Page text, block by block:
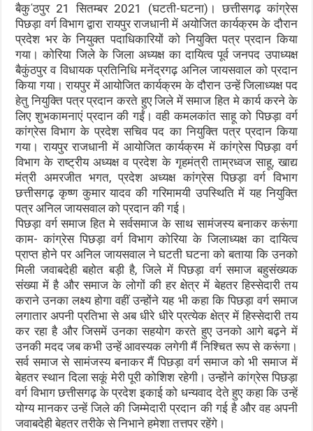
बैकु΄ठपुर 21 सितम्बर 2021 (घटती-घटना)। छत्तीसगढ़ कांग्रेस
पिछड़ा वर्ग विभाग द्वारा रायपुर राजधानी में अयोजित कार्यक्रम के दौरान
प्रदेश भर के नियुक्त पदाधिकारियों को नियुक्ति पत्र प्रदान किया
गया। कोरिया जिले के जिला अध्यक्ष का दायित्व पूर्व जनपद उपाध्यक्ष
बैकुंठपुर व विधायक प्रतिनिधि मनेंद्रगढ़ अनिल जायसवाल को प्रदान
किया गया। रायपुर में आयोजित कार्यक्रम के दौरान उन्हें जिलाध्यक्ष पद
हेतु नियुक्ति पत्र प्रदान करते हुए जिले में समाज हित मे कार्य करने के
लिए शुभकामनाएं प्रदान की गईं। वही कमलकांत साहू को पिछड़ा वर्ग
कांग्रेस विभाग के प्रदेश सचिव पद का नियुक्ति पत्र प्रदान किया
गया। रायपुर राजधानी में आयोजित कार्यक्रम में कांग्रेस पिछड़ा वर्ग
विभाग के राष्ट्रीय अध्यक्ष व प्रदेश के गृहमंत्री ताम्रध्वज साहू, खाद्य
मंत्री अमरजीत भगत, प्रदेश अध्यक्ष कांग्रेस पिछड़ा वर्ग विभाग
छत्तीसगढ़ कृष्ण कुमार यादव की गरिमामयी उपस्थिति में यह नियुक्ति
पत्र अनिल जायसवाल को प्रदान की गई।
पिछड़ा वर्ग समाज हित मे सर्वसमाज के साथ सामंजस्य बनाकर करूंगा
काम- कांग्रेस पिछड़ा वर्ग विभाग कोरिया के जिलाध्यक्ष का दायित्व
प्राप्त होने पर अनिल जायसवाल ने घटती घटना को बताया कि उनको
मिली जवाबदेही बहोत बड़ी है, जिले में पिछड़ा वर्ग समाज बहुसंख्यक
संख्या में है और समाज के लोगों की हर क्षेत्र में बेहतर हिस्सेदारी तय
कराने उनका लक्ष्य होगा वहीं उन्होंने यह भी कहा कि पिछड़ा वर्ग समाज
लगातार अपनी प्रतिभा से अब धीरे धीरे प्रत्येक क्षेत्र में हिस्सेदारी तय
कर रहा है और जिसमें उनका सहयोग करते हुए उनको आगे बढ़ने में
उनकी मदद जब कभी उन्हें आवस्यक लगेगी मैं निश्चित रूप से करूंगा।
सर्व समाज से सामंजस्य बनाकर मैं पिछड़ा वर्ग समाज को भी समाज में
बेहतर स्थान दिला सकूं मेरी पूरी कोशिश रहेगी। उन्होंने कांग्रेस पिछड़ा
वर्ग विभाग छत्तीसगढ़ के प्रदेश इकाई को धन्यवाद देते हुए कहा कि उन्हें
योग्य मानकर उन्हें जिले की जिम्मेदारी प्रदान की गई है और वह अपनी
जवाबदेही बेहतर तरीके से निभाने हमेशा तत्तपर रहेंगे।